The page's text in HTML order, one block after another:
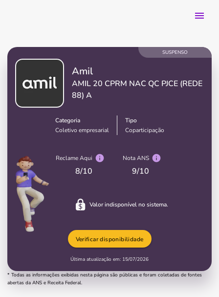
Amil
AMIL 20 CPRM NAC QC PJCE (REDE
88) A
Categoria
Coletivo empresarial
Tipo
Coparticipação
Valor indisponível no sistema.
Reclame Aqui
8/10
Nota ANS
9/10
SUSPENSO
Última atualização em: 15/07/2026
Verificar disponibilidade
* Todas as informações exibidas nesta página são públicas e foram coletadas de fontes
abertas da ANS e Receita Federal.